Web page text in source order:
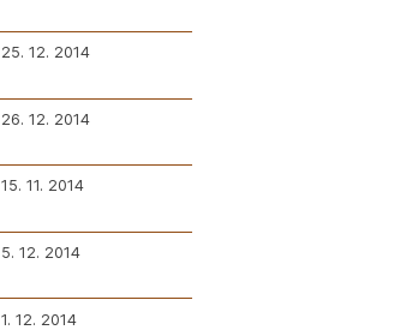
25. 12. 2014
26. 12. 2014
15. 11. 2014
5. 12. 2014
1. 12. 2014